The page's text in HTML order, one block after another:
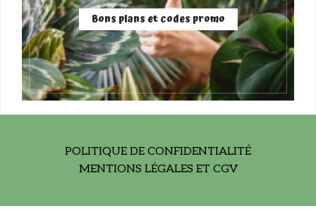
Bons plans et codes promo
POLITIQUE DE CONFIDENTIALITÉ
MENTIONS LÉGALES ET CGV